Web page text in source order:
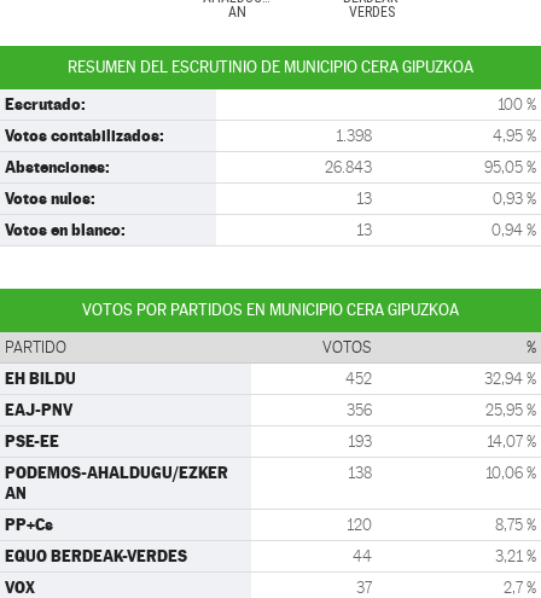
AN
VERDES
RESUMEN DEL ESCRUTINIO DE MUNICIPIO CERA GIPUZKOA
Escrutado: 100 %
Votos contabilizados: 1.398 4,95 %
Abstenciones: 26.843 95,05 %
Votos nulos: 13 0,93 %
Votos en blanco: 13 0,94 %
VOTOS POR PARTIDOS EN MUNICIPIO CERA GIPUZKOA
PARTIDO VOTOS %
EH BILDU 452 32,94 %
EAJ-PNV 356 25,95 %
PSE-EE 193 14,07 %
PODEMOS-AHALDUGU/EZKER
AN
138 10,06 %
PP+Cs 120 8,75 %
EQUO BERDEAK-VERDES 44 3,21 %
VOX 37 2,7 %